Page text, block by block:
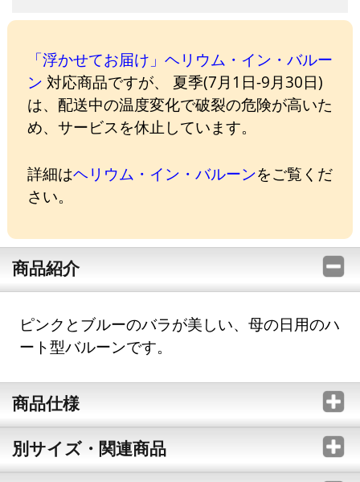
「浮かせてお届け」ヘリウム・イン・バルー
ン 対応商品ですが、 夏季(7月1日-9月30日)
は、配送中の温度変化で破裂の危険が高いた
め、サービスを休止しています。
詳細はヘリウム・イン・バルーンをご覧くだ
さい。
商品紹介
ピンクとブルーのバラが美しい、母の日用のハ
ート型バルーンです。
商品仕様
別サイズ・関連商品